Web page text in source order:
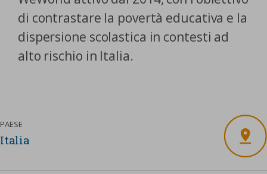
PARTECIPA
Contatti
Trasparenza
nostra cookies policy.
Cookie strettamente necessari
Cookie di terze parti
di contrastare la povertà educativa e la
dispersione scolastica in contesti ad
alto rischio in Italia.
PAESE
Italia